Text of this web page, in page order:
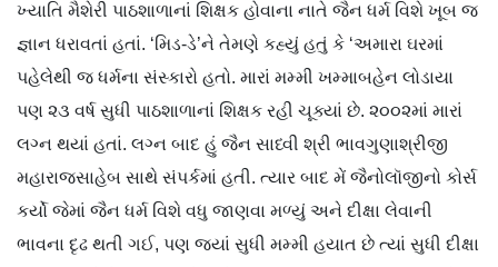
ખ્યાતિ મૈશેરી પાઠશાળાનાં શિક્ષક હોવાના નાતે જૈન ધર્મ વિશે ખૂબ જ
જ્ઞાન ધરાવતાં હતાં. ‘મિડ-ડે’ને તેમણે કહ્યું હતું કે ‘અમારા ઘરમાં
પહેલેથી જ ધર્મના સંસ્કારો હતો. મારાં મમ્મી ખમ્માબહેન લોડાયા
પણ ૨૩ વર્ષ સુધી પાઠશાળાનાં શિક્ષક રહી ચૂક્યાં છે. ૨૦૦૨માં મારાં
લગ્ન થયાં હતાં. લગ્ન બાદ હું જૈન સાધ્વી શ્રી ભાવગુણાશ્રીજી
મહારાજસાહેબ સાથે સંપર્કમાં હતી. ત્યાર બાદ મેં જૈનોલૉજીનો કોર્સ
કર્યો જેમાં જૈન ધર્મ વિશે વધુ જાણવા મળ્યું અને દીક્ષા લેવાની
ભાવના દૃઢ થતી ગઈ, પણ જ્યાં સુધી મમ્મી હયાત છે ત્યાં સુધી દીક્ષા